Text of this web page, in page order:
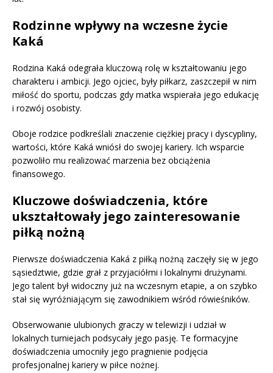
Rodzinne wpływy na wczesne życie
Kaká
Rodzina Kaká odegrała kluczową rolę w kształtowaniu jego
charakteru i ambicji. Jego ojciec, były piłkarz, zaszczepił w nim
miłość do sportu, podczas gdy matka wspierała jego edukację
i rozwój osobisty.
Oboje rodzice podkreślali znaczenie ciężkiej pracy i dyscypliny,
wartości, które Kaká wniósł do swojej kariery. Ich wsparcie
pozwoliło mu realizować marzenia bez obciążenia
finansowego.
Kluczowe doświadczenia, które
ukształtowały jego zainteresowanie
piłką nożną
Pierwsze doświadczenia Kaká z piłką nożną zaczęły się w jego
sąsiedztwie, gdzie grał z przyjaciółmi i lokalnymi drużynami.
Jego talent był widoczny już na wczesnym etapie, a on szybko
stał się wyróżniającym się zawodnikiem wśród rówieśników.
Obserwowanie ulubionych graczy w telewizji i udział w
lokalnych turniejach podsycały jego pasję. Te formacyjne
doświadczenia umocniły jego pragnienie podjęcia
profesjonalnej kariery w piłce nożnej.